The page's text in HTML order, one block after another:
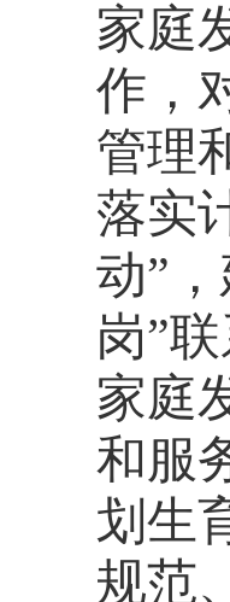
家庭
作，
管理
落实
动”
岗”联
家庭
和服
划生
规范